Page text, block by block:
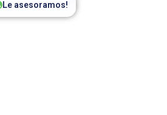
Le asesoramos!